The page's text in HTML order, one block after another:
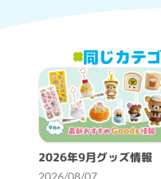
同じカテ
2026年9月グッズ情報
2026/08/07